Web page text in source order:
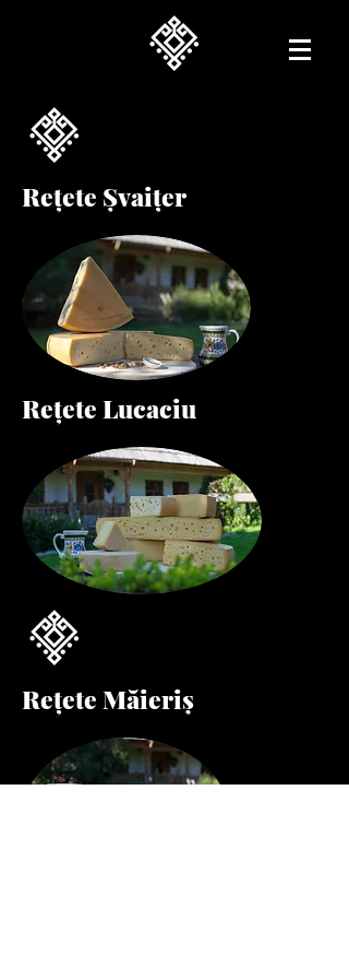
Rețete Șvaițer
Rețete Lucaciu
Rețete Măieriș